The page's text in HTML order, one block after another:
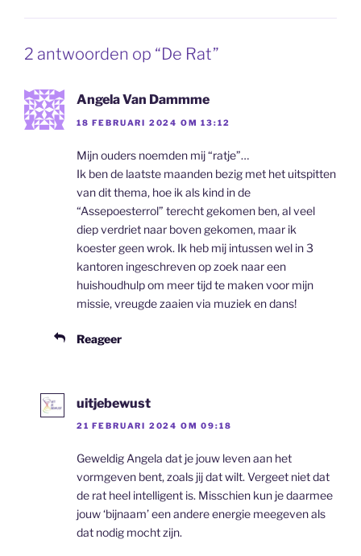
2 antwoorden op “De Rat”
Angela Van Dammme
18 FEBRUARI 2024 OM 13:12
Mijn ouders noemden mij “ratje”…
Ik ben de laatste maanden bezig met het uitspitten
van dit thema, hoe ik als kind in de
“Assepoesterrol” terecht gekomen ben, al veel
diep verdriet naar boven gekomen, maar ik
koester geen wrok. Ik heb mij intussen wel in 3
kantoren ingeschreven op zoek naar een
huishoudhulp om meer tijd te maken voor mijn
missie, vreugde zaaien via muziek en dans!
Reageer
uitjebewust
21 FEBRUARI 2024 OM 09:18
Geweldig Angela dat je jouw leven aan het
vormgeven bent, zoals jij dat wilt. Vergeet niet dat
de rat heel intelligent is. Misschien kun je daarmee
jouw ‘bijnaam’ een andere energie meegeven als
dat nodig mocht zijn.